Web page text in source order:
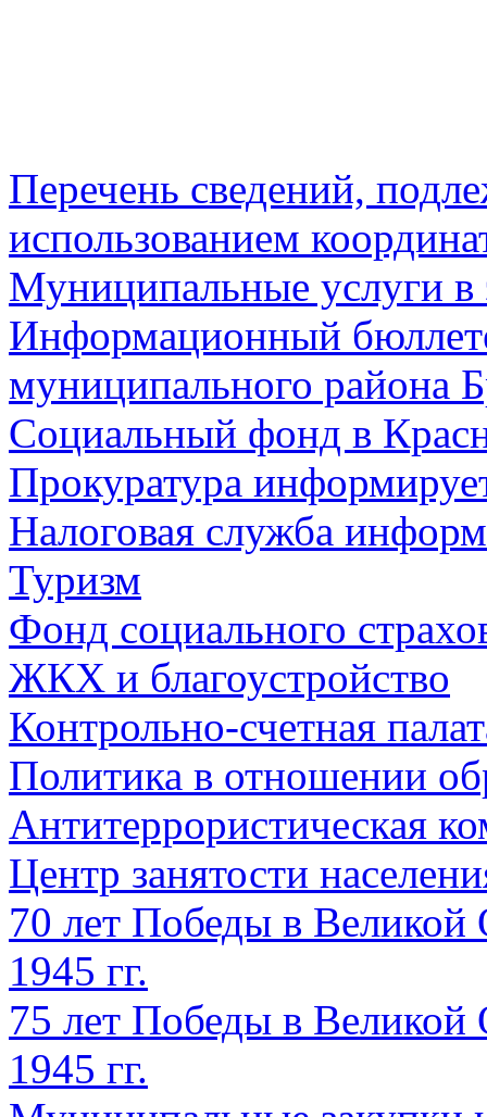
Перечень сведений,
использованием
Муниципальные услуги в
Информационный
муниципального района
Социальный фонд в
Прокуратура
Налоговая служба
Туризм
Фонд социального
ЖКХ и благоустройство
Контрольно-счетная
Политика в отношении
Антитеррористическая
Центр занятости
70 лет Победы в Великой
1945 гг.
75 лет Победы в Великой
1945 гг.